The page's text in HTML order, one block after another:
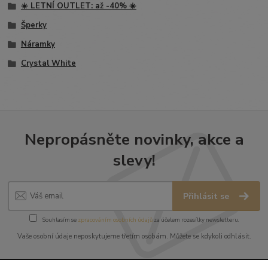
☀️ LETNÍ OUTLET: až -40% ☀️
Šperky
Náramky
Crystal White
Nepropásněte novinky, akce a
slevy!
Přihlásit se
Souhlasím se zpracováním osobních údajůza účelem rozesílky newsletteru.
Vaše osobní údaje neposkytujeme třetím osobám. Můžete se kdykoli odhlásit.